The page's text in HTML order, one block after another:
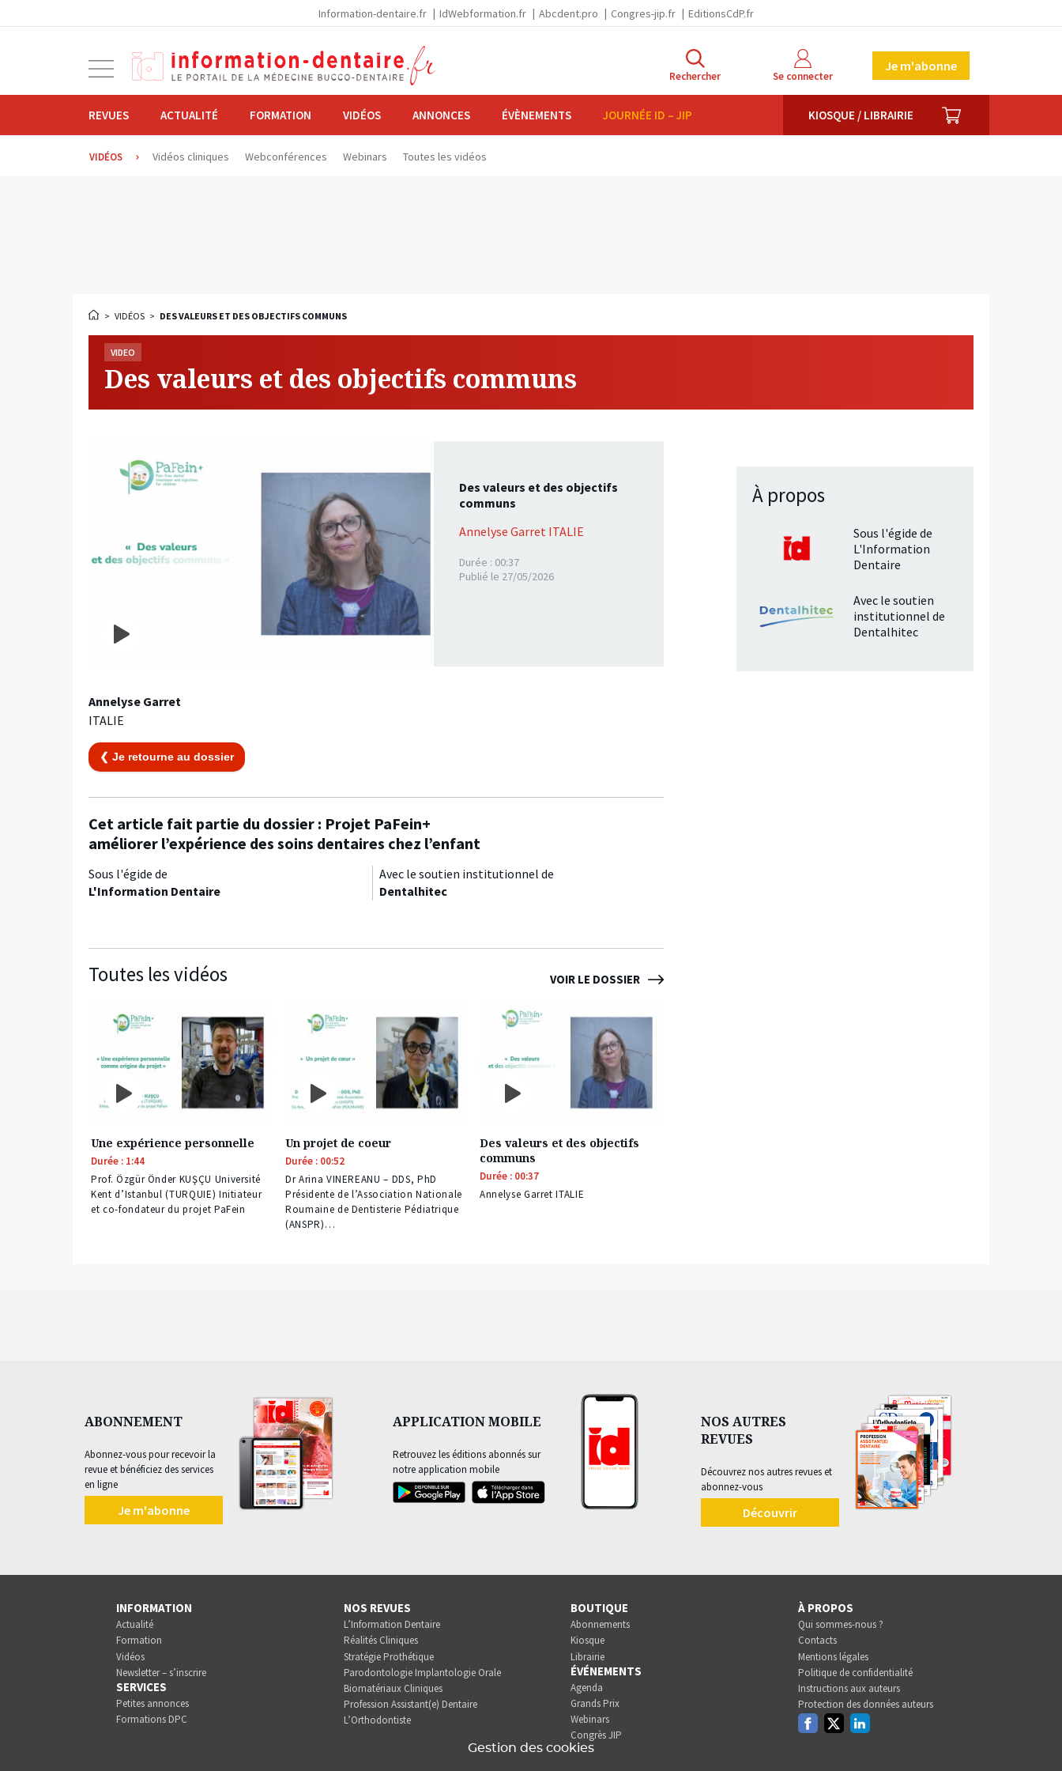
Information-dentaire.fr IdWebformation.fr Abcdent.pro Congres-jip.fr EditionsCdP.fr
navigation
Rechercher Se connecter
Je m'abonne
REVUES ACTUALITÉ FORMATION VIDÉOS ANNONCES ÉVÈNEMENTS JOURNÉE ID – JIP KIOSQUE / LIBRAIRIE PANIER
VIDÉOS Vidéos cliniques Webconférences Webinars Toutes les vidéos
> VIDÉOS > DES VALEURS ET DES OBJECTIFS COMMUNS
VIDEO
Des valeurs et des objectifs communs
Des valeurs et des objectifs
communs
Annelyse Garret ITALIE
Durée : 00:37
Publié le 27/05/2026
Annelyse Garret
ITALIE
❮ Je retourne au dossier
Cet article fait partie du dossier : Projet PaFein+
améliorer l’expérience des soins dentaires chez l’enfant
Sous l'égide de
L'Information Dentaire
Avec le soutien institutionnel de
Dentalhitec
Toutes les vidéos VOIR LE DOSSIER
Une expérience personnelle
Durée : 1:44
Prof. Özgür Önder KUŞÇU Université
Kent d’Istanbul (TURQUIE) Initiateur
et co-fondateur du projet PaFein
Un projet de coeur
Durée : 00:52
Dr Arina VINEREANU – DDS, PhD
Présidente de l’Association Nationale
Roumaine de Dentisterie Pédiatrique
(ANSPR)…
Des valeurs et des objectifs
communs
Durée : 00:37
Annelyse Garret ITALIE
À propos
Sous l'égide de
L'Information
Dentaire
Avec le soutien
institutionnel de
Dentalhitec
ABONNEMENT
Abonnez-vous pour recevoir la
revue et bénéficiez des services
en ligne
Je m'abonne
APPLICATION MOBILE
Retrouvez les éditions abonnés sur
notre application mobile
NOS AUTRES
REVUES
Découvrez nos autres revues et
abonnez-vous
Découvrir
INFORMATION
Actualité
Formation
Vidéos
Newsletter – s’inscrire
SERVICES
Petites annonces
Formations DPC
NOS REVUES
L’Information Dentaire
Réalités Cliniques
Stratégie Prothétique
Parodontologie Implantologie Orale
Biomatériaux Cliniques
Profession Assistant(e) Dentaire
L’Orthodontiste
BOUTIQUE
Abonnements
Kiosque
Librairie
ÉVÉNEMENTS
Agenda
Grands Prix
Webinars
Congrès JIP
À PROPOS
Qui sommes-nous ?
Contacts
Mentions légales
Politique de confidentialité
Instructions aux auteurs
Protection des données auteurs
FacebookTwitterLinkedin
Gestion des cookies